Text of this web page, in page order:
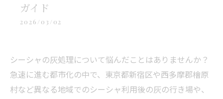
ガイド
2026/03/02
シーシャの灰処理について悩んだことはありませんか？
急速に進む都市化の中で、東京都新宿区や西多摩郡檜原
村など異なる地域でのシーシャ利用後の灰の行き場や、